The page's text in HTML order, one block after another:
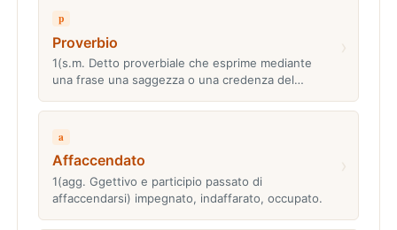
p
Proverbio
1(s.m. Detto proverbiale che esprime mediante
una frase una saggezza o una credenza del…
a
Affaccendato
1(agg. Ggettivo e participio passato di
affaccendarsi) impegnato, indaffarato, occupato.